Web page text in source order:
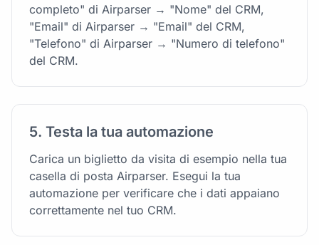
completo" di Airparser → "Nome" del CRM,
"Email" di Airparser → "Email" del CRM,
"Telefono" di Airparser → "Numero di telefono"
del CRM.
5. Testa la tua automazione
Carica un biglietto da visita di esempio nella tua
casella di posta Airparser. Esegui la tua
automazione per verificare che i dati appaiano
correttamente nel tuo CRM.